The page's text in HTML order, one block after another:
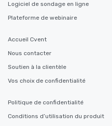
Logiciel de sondage en ligne
Plateforme de webinaire
Accueil Cvent
Nous contacter
Soutien à la clientèle
Vos choix de confidentialité
Politique de confidentialité
Conditions d’utilisation du produit